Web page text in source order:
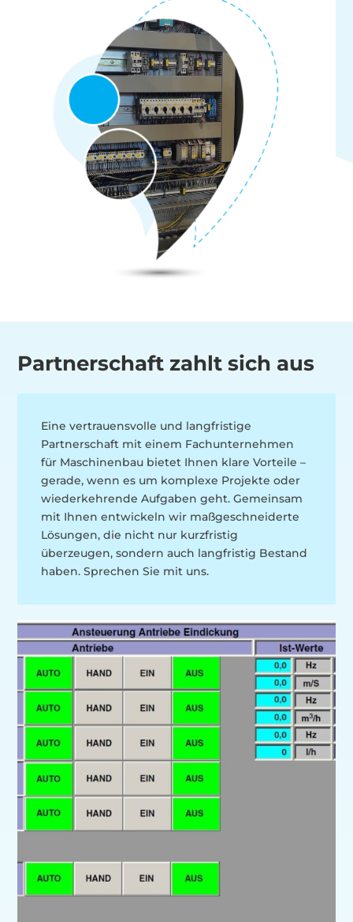
Partnerschaft zahlt sich aus
Eine vertrauensvolle und langfristige
Partnerschaft mit einem Fachunternehmen
für Maschinenbau bietet Ihnen klare Vorteile –
gerade, wenn es um komplexe Projekte oder
wiederkehrende Aufgaben geht. Gemeinsam
mit Ihnen entwickeln wir maßgeschneiderte
Lösungen, die nicht nur kurzfristig
überzeugen, sondern auch langfristig Bestand
haben. Sprechen Sie mit uns.